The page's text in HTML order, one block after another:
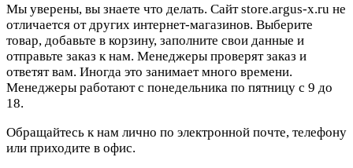
Мы уверены, вы знаете что делать. Сайт store.argus-x.ru не
отличается от других интернет-магазинов. Выберите
товар, добавьте в корзину, заполните свои данные и
отправьте заказ к нам. Менеджеры проверят заказ и
ответят вам. Иногда это занимает много времени.
Менеджеры работают с понедельника по пятницу с 9 до
18.
Обращайтесь к нам лично по электронной почте, телефону
или приходите в офис.